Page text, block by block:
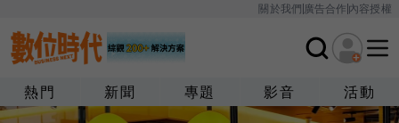
關於我們廣告合作內容授權
熱門 新聞 專題 影音 活動